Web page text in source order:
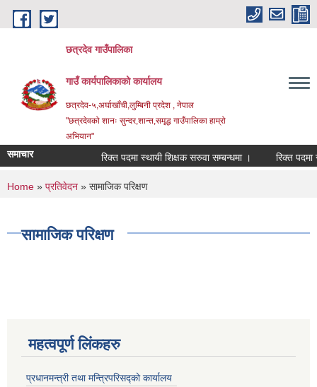
Skip to main content
छत्रदेव गाउँपालिका
गाउँ कार्यपालिकाको कार्यालय
छत्रदेव-५,अर्घाखाँची,लुम्बिनी प्रदेश , नेपाल
"छत्रदेवको शानः सुन्दर,शान्त,समृद्ध गाउँपालिका हाम्रो
अभियान"
समाचार रिक्त पदमा स्थायी शिक्षक सरुवा सम्बन्धमा । रिक्त पदमा
You are here
Home » प्रतिवेदन » सामाजिक परिक्षण
सामाजिक परिक्षण
महत्वपूर्ण लिंकहरु
प्रधानमन्त्री तथा मन्त्रिपरिसद्को कार्यालय